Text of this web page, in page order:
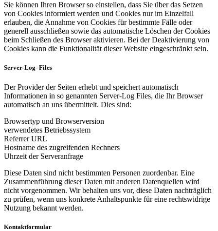
Sie können Ihren Browser so einstellen, dass Sie über das Setzen
von Cookies informiert werden und Cookies nur im Einzelfall
erlauben, die Annahme von Cookies für bestimmte Fälle oder
generell ausschließen sowie das automatische Löschen der Cookies
beim Schließen des Browser aktivieren. Bei der Deaktivierung von
Cookies kann die Funktionalität dieser Website eingeschränkt sein.
Server-Log- Files
Der Provider der Seiten erhebt und speichert automatisch
Informationen in so genannten Server-Log Files, die Ihr Browser
automatisch an uns übermittelt. Dies sind:
Browsertyp und Browserversion
verwendetes Betriebssystem
Referrer URL
Hostname des zugreifenden Rechners
Uhrzeit der Serveranfrage
Diese Daten sind nicht bestimmten Personen zuordenbar. Eine
Zusammenführung dieser Daten mit anderen Datenquellen wird
nicht vorgenommen. Wir behalten uns vor, diese Daten nachträglich
zu prüfen, wenn uns konkrete Anhaltspunkte für eine rechtswidrige
Nutzung bekannt werden.
Kontaktformular